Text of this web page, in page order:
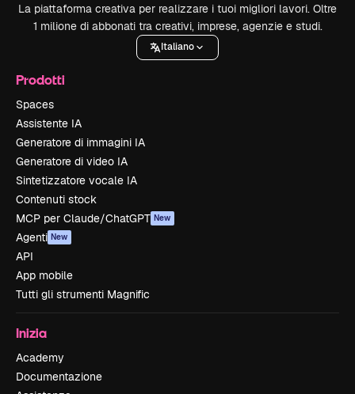
La piattaforma creativa per realizzare i tuoi migliori lavori. Oltre
1 milione di abbonati tra creativi, imprese, agenzie e studi.
Italiano
Prodotti
Spaces
Assistente IA
Generatore di immagini IA
Generatore di video IA
Sintetizzatore vocale IA
Contenuti stock
MCP per Claude/ChatGPT New
Agenti New
API
App mobile
Tutti gli strumenti Magnific
Inizia
Academy
Documentazione